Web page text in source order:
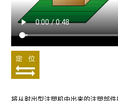
将从射出型注塑机中出来的注塑部